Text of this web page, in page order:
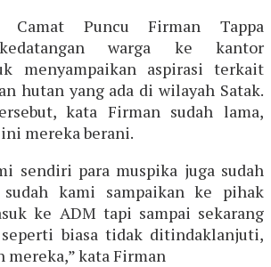
Camat Puncu Firman Tappa
kedatangan warga ke kantor
menyampaikan aspirasi terkait
hutan yang ada di wilayah Satak.
kata Firman sudah lama,
mereka berani.
sendiri para muspika juga sudah
kami sampaikan ke pihak
ke ADM tapi sampai sekarang
biasa tidak ditindaklanjuti,
mereka,” kata Firman